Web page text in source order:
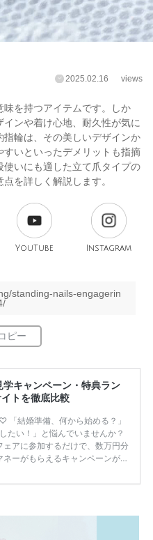
2025.02.16 views
を持つアイテムです。しか
ンや着け心地、耐久性が気に
輪は、その美しいデザインか
いといったデメリットも指摘
いにも適した立て爪タイプの
を詳しく解説します。
YouTube Instagram
standing-nails-engagerin
キャンペーン・特典ラン
トを徹底比較
「結婚準備、何から始める？」
たい！」と悩んでいませんか？
ェアに参加するだけで、数万円分
ーがもらえるキャンペーンがあ
ぶと損をしてしまうことも……。